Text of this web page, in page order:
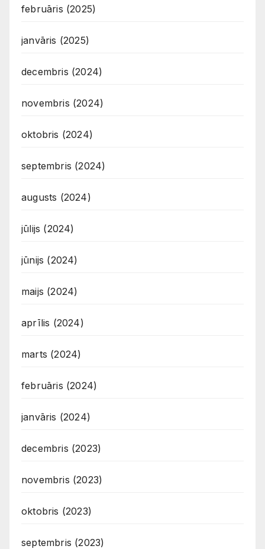
februāris (2025)
janvāris (2025)
decembris (2024)
novembris (2024)
oktobris (2024)
septembris (2024)
augusts (2024)
jūlijs (2024)
jūnijs (2024)
maijs (2024)
aprīlis (2024)
marts (2024)
februāris (2024)
janvāris (2024)
decembris (2023)
novembris (2023)
oktobris (2023)
septembris (2023)